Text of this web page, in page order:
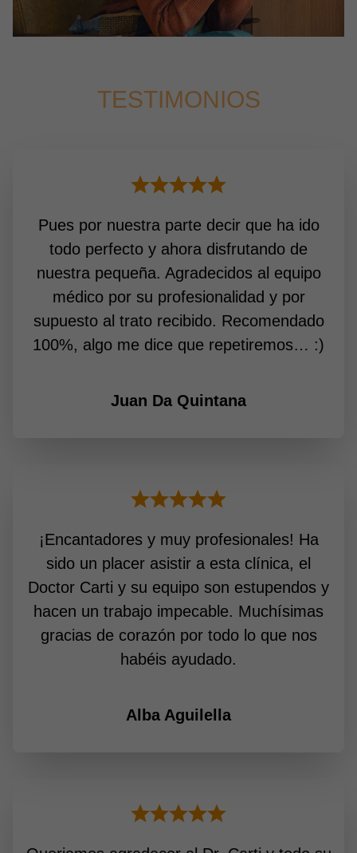
TESTIMONIOS
Pues por nuestra parte decir que ha ido
todo perfecto y ahora disfrutando de
nuestra pequeña. Agradecidos al equipo
médico por su profesionalidad y por
supuesto al trato recibido. Recomendado
100%, algo me dice que repetiremos… :)
Juan Da Quintana
¡Encantadores y muy profesionales! Ha
sido un placer asistir a esta clínica, el
Doctor Carti y su equipo son estupendos y
hacen un trabajo impecable. Muchísimas
gracias de corazón por todo lo que nos
habéis ayudado.
Alba Aguilella